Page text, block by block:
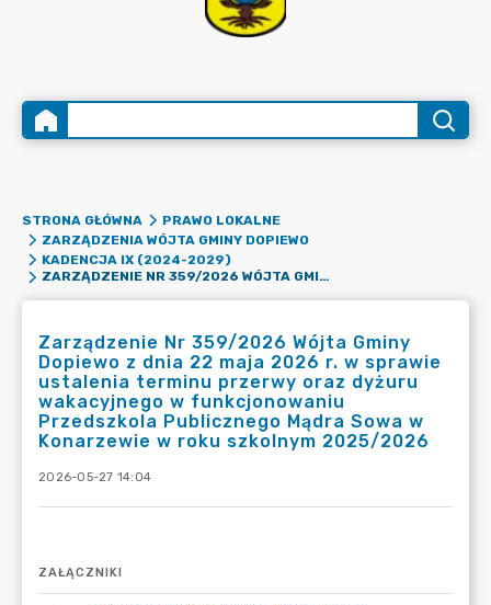
STRONA GŁÓWNA
PRAWO LOKALNE
ZARZĄDZENIA WÓJTA GMINY DOPIEWO
KADENCJA IX (2024-2029)
ZARZĄDZENIE NR 359/2026 WÓJTA GMINY DOPIEWO Z DNIA 22 MAJA 2026 R. W SPRAWIE USTALENIA TERMINU PRZERWY ORAZ DYŻURU WAKACYJNEGO W FUNKCJONOWANIU PRZEDSZKOLA PUBLICZNEGO MĄDRA SOWA W KONARZEWIE W ROKU SZKOLNYM 2025/2026
Zarządzenie Nr 359/2026 Wójta Gminy
Dopiewo z dnia 22 maja 2026 r. w sprawie
ustalenia terminu przerwy oraz dyżuru
wakacyjnego w funkcjonowaniu
Przedszkola Publicznego Mądra Sowa w
Konarzewie w roku szkolnym 2025/2026
2026-05-27 14:04
ZAŁĄCZNIKI